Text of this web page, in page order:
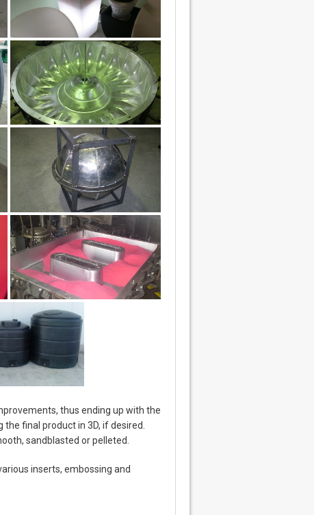
thus ending up with the
final product in 3D, if desired.
sandblasted or pelleted.
inserts, embossing and